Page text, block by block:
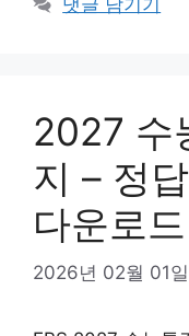
댓글 남기기
2027 수
지 – 정
다운로
2026년 02월 01일